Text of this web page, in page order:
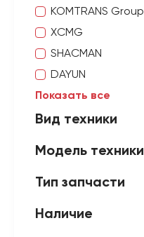
KOMTRANS Group
XCMG
SHACMAN
DAYUN
Показать все
Вид техники
Модель техники
Тип запчасти
Наличие